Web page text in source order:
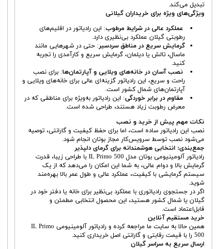
تبدیل می‌کند.
ویژگی‌های ویژه برای خریداران گیلانی
عملکرد عالی در شرایط مرطوب: این رادیاتور در اقلیم‌های
رطوبتی گیلان عملکرد بی‌نظیری دارد.
گرمایش سریع در مناطق سردسیر: حتی در شهرهایی مانند
ماسال، تالش یا دیلمان، گرمایش سریع و کارآمدی را تجربه
کنید.
نصب آسان در خانه‌های ویلایی و آپارتمان‌ها: برای نصب
راحت و سریع، این رادیاتور گزینه‌ای عالی برای خانه‌های ویلایی و
آپارتمان‌های شمال کشور است.
مقاوم در برابر خوردگی: این رادیاتور به‌ویژه برای مناطقی که در
معرض رطوبت زیاد هستند، طراحی شده است.
نکات مهم پیش از خرید و نصب
نصب این رادیاتور ساده است، اما برای حفظ کیفیت و گارانتی، توصیه
می‌شود نصب توسط سرویس‌کار مجاز بوتان انجام شود.
جمع‌بندی: انتخابی هوشمندانه برای گرمای دلپذیر
رادیاتور آلومینیومی بوتان مدل IL Primo 500 با طراحی زیبا، قدرت
گرمایش بالا و دوام عالی، به شما این امکان را می‌دهد که از یک
سیستم گرمایشی با کیفیت، عملکرد عالی و طول عمر بالا بهره‌مند
شوید.
اگر در جستجوی رادیاتوری با عملکرد بی‌نظیر برای خانه یا دفتر خود در
گیلان یا شمال کشور هستید، این محصول انتخابی مطمئن و
قابل‌اعتماد است.
خرید مستقیم آنلاین
همین حالا به سایت ما مراجعه کرده و رادیاتور آلومینیومی IL Primo
500 را با قیمت رقابتی و گارانتی اصل خریداری کنید.
ارسال سریع به سراسر گیلان